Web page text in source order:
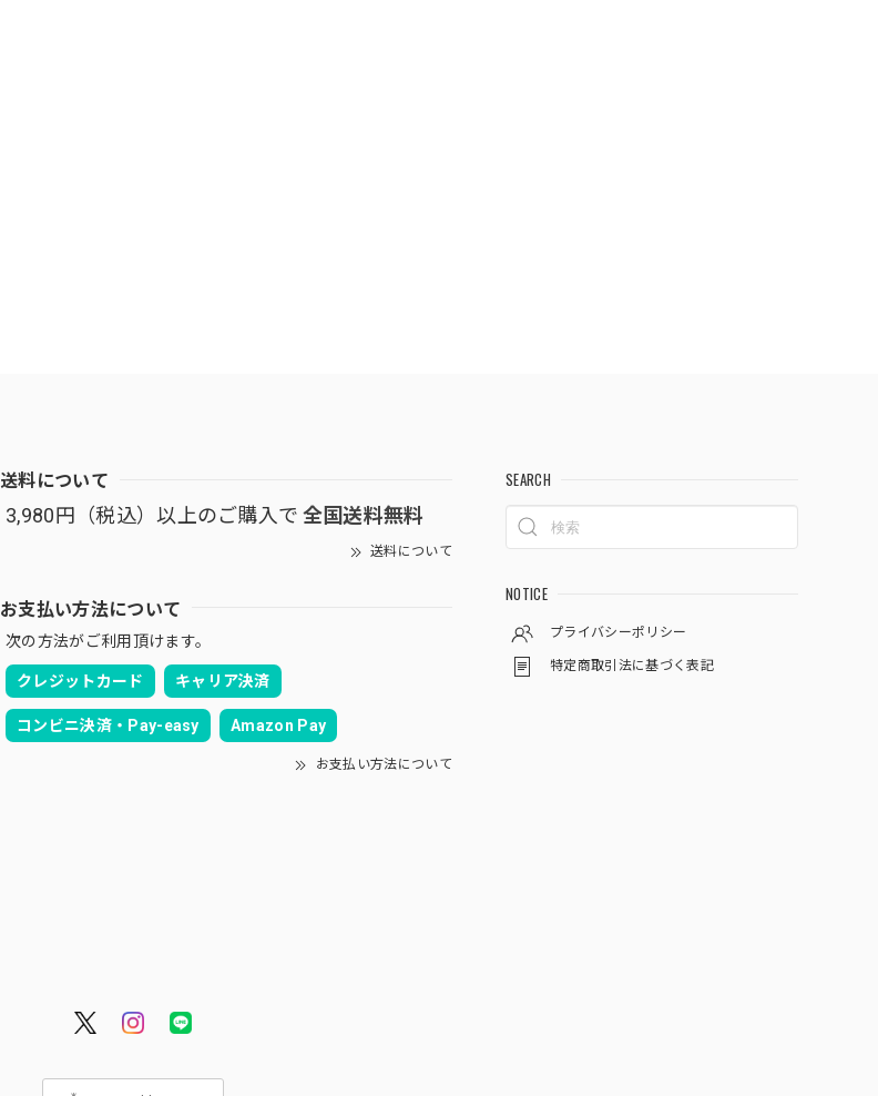
送料について
3,980円（税込）以上のご購入で 全国送料無料
送料について
お支払い方法について
次の方法がご利用頂けます。
クレジットカード キャリア決済
コンビニ決済・Pay-easy Amazon Pay
お支払い方法について
SEARCH
NOTICE
プライバシーポリシー
特定商取引法に基づく表記